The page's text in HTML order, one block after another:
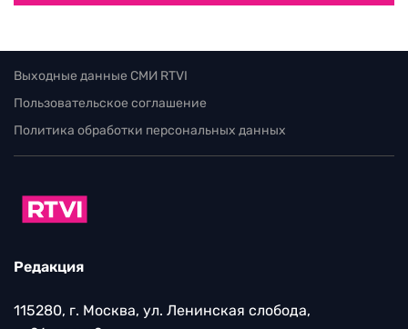
Выходные данные СМИ RTVI
Пользовательское соглашение
Политика обработки персональных данных
Редакция
115280, г. Москва, ул. Ленинская слобода,